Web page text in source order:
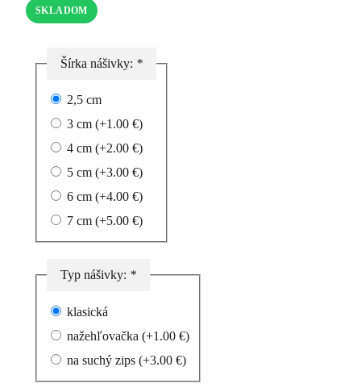
SKLADOM
Šírka nášivky: *
2,5 cm
3 cm (+1.00 €)
4 cm (+2.00 €)
5 cm (+3.00 €)
6 cm (+4.00 €)
7 cm (+5.00 €)
Typ nášivky: *
klasická
nažehľovačka (+1.00 €)
na suchý zips (+3.00 €)